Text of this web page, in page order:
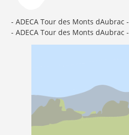
- ADECA Tour des Monts dAubrac -
- ADECA Tour des Monts dAubrac -